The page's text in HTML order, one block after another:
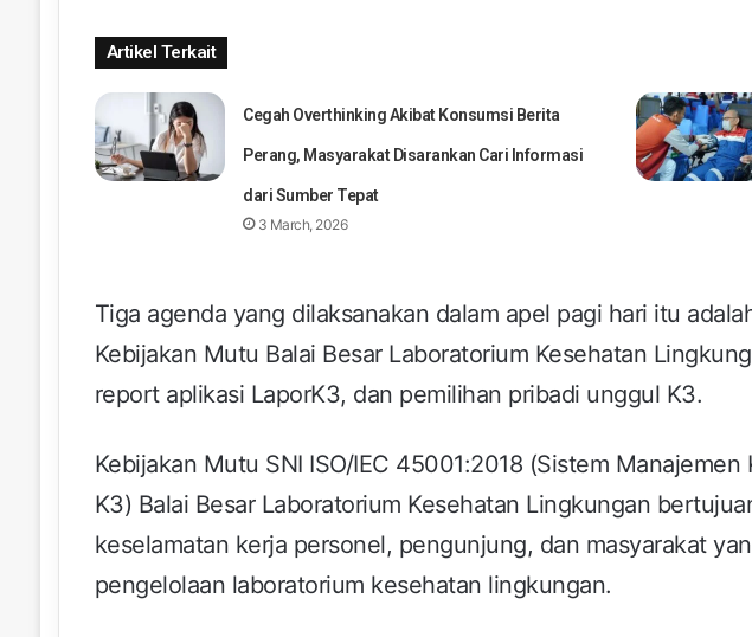
Artikel Terkait
Cegah Overthinking Akibat Konsumsi Berita
Perang, Masyarakat Disarankan Cari Informasi
dari Sumber Tepat
3 March, 2026
Tiga agenda yang dilaksanakan dalam apel pagi hari itu
Kebijakan Mutu Balai Besar Laboratorium Kesehatan
report aplikasi LaporK3, dan pemilihan pribadi unggul K3.
Kebijakan Mutu SNI ISO/IEC 45001:2018 (Sistem
K3) Balai Besar Laboratorium Kesehatan Lingkungan
keselamatan kerja personel, pengunjung, dan masyarakat
pengelolaan laboratorium kesehatan lingkungan.